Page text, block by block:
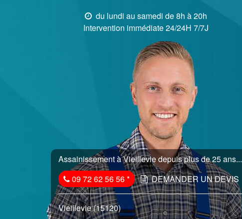
du lundi au samedi de 8h à 20h
Intervention immédiate 24/24H 7/7J
Assainissement à Vieillevie depuis plus de 25 ans...
09 72 62 56 56* DEMANDER UN DEVIS
Vieillevie (15120)